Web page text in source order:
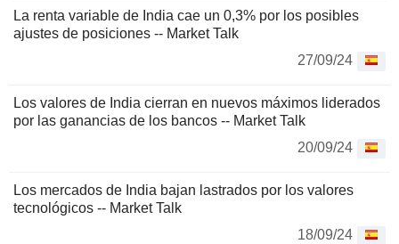
La renta variable de India cae un 0,3% por los posibles
ajustes de posiciones -- Market Talk
27/09/24
Los valores de India cierran en nuevos máximos liderados
por las ganancias de los bancos -- Market Talk
20/09/24
Los mercados de India bajan lastrados por los valores
tecnológicos -- Market Talk
18/09/24